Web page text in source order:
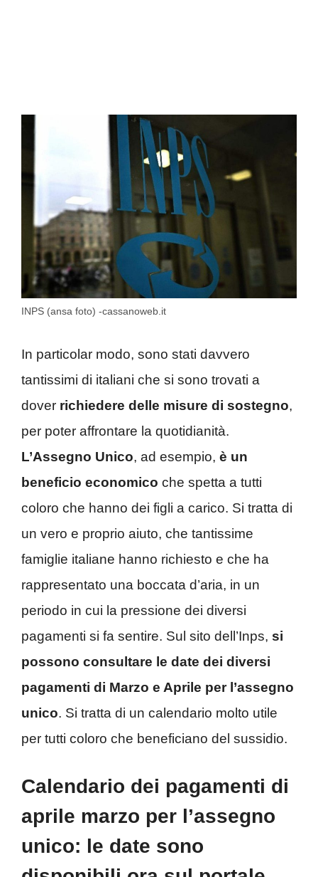
INPS (ansa foto) -cassanoweb.it
In particolar modo, sono stati davvero
tantissimi di italiani che si sono trovati a
dover richiedere delle misure di sostegno,
per poter affrontare la quotidianità.
L’Assegno Unico, ad esempio, è un
beneficio economico che spetta a tutti
coloro che hanno dei figli a carico. Si tratta di
un vero e proprio aiuto, che tantissime
famiglie italiane hanno richiesto e che ha
rappresentato una boccata d’aria, in un
periodo in cui la pressione dei diversi
pagamenti si fa sentire. Sul sito dell’Inps, si
possono consultare le date dei diversi
pagamenti di Marzo e Aprile per l’assegno
unico. Si tratta di un calendario molto utile
per tutti coloro che beneficiano del sussidio.
Calendario dei pagamenti di
aprile marzo per l’assegno
unico: le date sono